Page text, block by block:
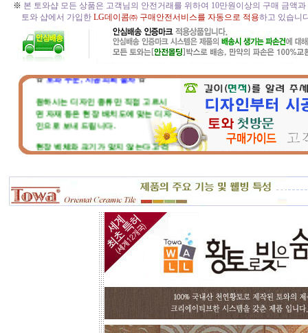
※ 본 토와샵 모든 상품은 고객님의 안전거래를 위하여 10만원이상의 구매 금액
토와 샵에서 가입한 LG데이콤㈜ 구매안전서비스를 자동으로 적용하고 있습니
면 자재 등은 현장 배치도에 맞는 디자
인으로 보내 드립니다.
현장 벽체와 크기가 맞지 않는다고 걱
정마세요. 부족하거나 남는부분은 자
토와 분청사기 부조 벽화는 일련
번호가 있으니, 근처에 타일공을 불러
직접 시공하시고, 번거러워 저희 시공
팀에 의뢰하시면, 시공 포함한 세부 견
포인트 벽화는 토아트에서..
고객님 댁, 벽체 가로세로 크기를 줄자
로 길이를 대략 재어 보시고,
토와의 포인트 컨셉만 골라주시면 최
선의 디자인+견적을 드립니다.
예산에 따라 포인트 벽화부분 즉, 토